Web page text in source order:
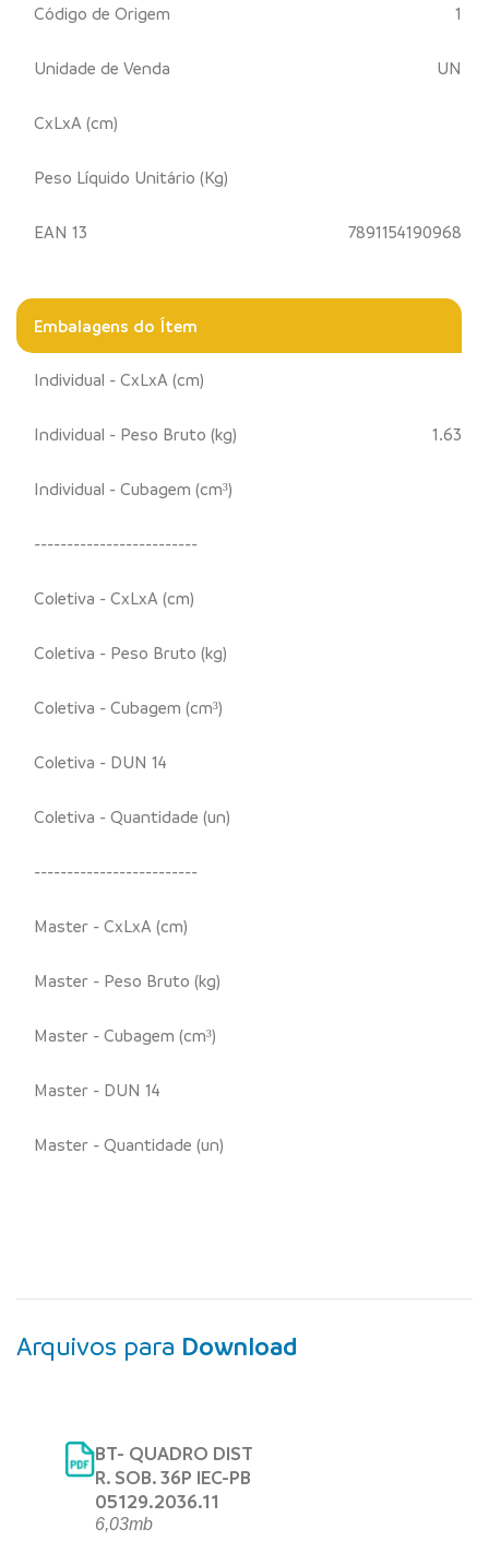
Código de Origem 1
Unidade de Venda UN
CxLxA (cm)
Peso Líquido Unitário (Kg)
EAN 13 7891154190968
Embalagens do Ítem
Individual - CxLxA (cm)
Individual - Peso Bruto (kg) 1.63
Individual - Cubagem (cm³)
-------------------------
Coletiva - CxLxA (cm)
Coletiva - Peso Bruto (kg)
Coletiva - Cubagem (cm³)
Coletiva - DUN 14
Coletiva - Quantidade (un)
-------------------------
Master - CxLxA (cm)
Master - Peso Bruto (kg)
Master - Cubagem (cm³)
Master - DUN 14
Master - Quantidade (un)
Arquivos para Download
BT- QUADRO DIST
R. SOB. 36P IEC-PB
05129.2036.11
6,03mb